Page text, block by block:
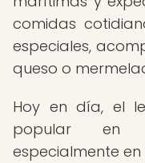
comidas
especiales,
queso o
Hoy en día, el
popular en
especialmente en